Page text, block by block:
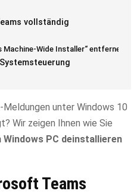
vollständig
Wide Installer“ entfernen
unter Windows 10
Wir zeigen Ihnen wie Sie
PC deinstallieren
Teams